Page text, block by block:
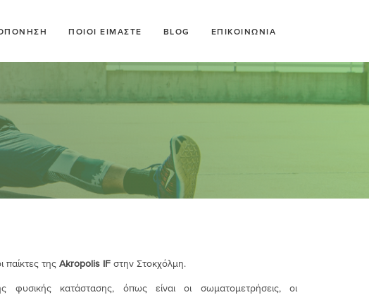
ΠΟΙΟΙ ΕΙΜΑΣΤΕ BLOG ΕΠΙΚΟΙΝΩΝΙΑ
της Akropolis IF στην Στοκχόλμη.
φυσικής κατάστασης, όπως είναι οι σωματομετρήσεις, οι